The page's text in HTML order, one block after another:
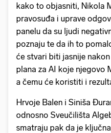
kako to objasniti, Nikola
pravosuđa i uprave
panelu da su ljudi
poznaju te da ih to
će stvari biti jasnije
plana za AI koje njegovo
a čemu će koristiti i
Hrvoje Balen i Siniša
odnosno Sveučilišta
smatraju pak da je